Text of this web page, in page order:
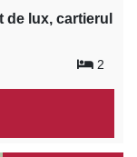
de lux, cartierul
2